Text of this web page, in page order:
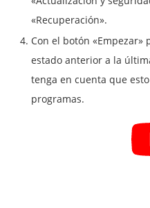
«Recuperación».
Con el botón
estado anterior a la
tenga en cuenta que
programas.